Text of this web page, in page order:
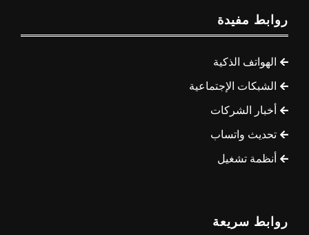
روابط مفيدة
الهواتف الذكية
الشبكات الإجتماعية
أخبار الشركات
تحديث واتساب
أنظمة تشغيل
روابط سريعة